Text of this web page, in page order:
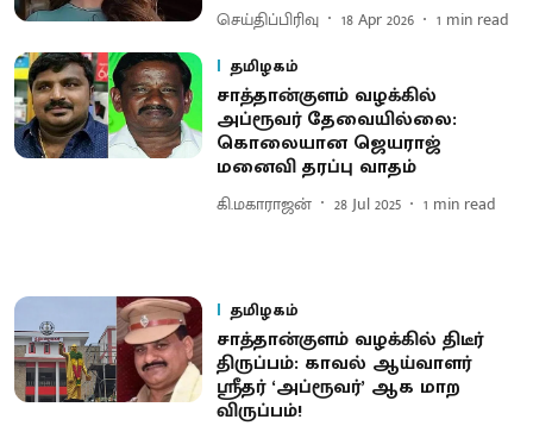
செய்திப்பிரிவு 18 Apr 2026 1 min read
தமிழகம்
சாத்தான்குளம் வழக்கில்
அப்ரூவர் தேவையில்லை:
கொலையான ஜெயராஜ்
மனைவி தரப்பு வாதம்
கி.மகாராஜன் 28 Jul 2025 1 min read
தமிழகம்
சாத்தான்குளம் வழக்கில் திடீர்
திருப்பம்: காவல் ஆய்வாளர்
ஸ்ரீதர் ‘அப்ரூவர்’ ஆக மாற
விருப்பம்!